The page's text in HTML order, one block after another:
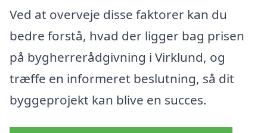
Ved at overveje disse faktorer kan du
bedre forstå, hvad der ligger bag prisen
på bygherrerådgivning i Virklund, og
træffe en informeret beslutning, så dit
byggeprojekt kan blive en succes.